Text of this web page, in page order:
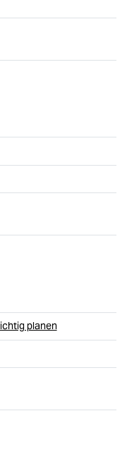
planen